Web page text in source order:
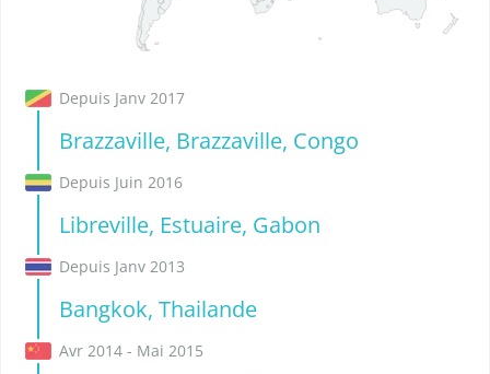
Depuis Janv 2017
Brazzaville, Brazzaville, Congo
Depuis Juin 2016
Libreville, Estuaire, Gabon
Depuis Janv 2013
Bangkok, Thailande
Avr 2014 - Mai 2015